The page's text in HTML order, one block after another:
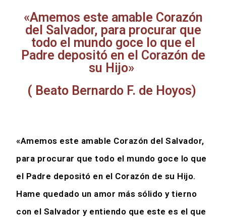
«Amemos este amable Corazón
del Salvador, para procurar que
todo el mundo goce lo que el
Padre depositó en el Corazón de
su Hijo»
( Beato Bernardo F. de Hoyos)
«Amemos este amable Corazón del Salvador,
para procurar que todo el mundo goce lo que
el Padre depositó en el Corazón de su Hijo.
Hame quedado un amor más sólido y tierno
con el Salvador y entiendo que este es el que